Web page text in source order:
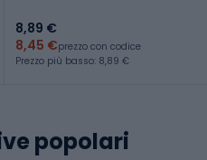
8,89 €
8,45 €prezzo con codice
Prezzo più basso: 8,89 €
popolari